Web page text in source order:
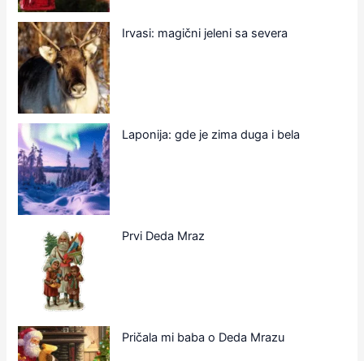
Irvasi: magični jeleni sa severa
Laponija: gde je zima duga i bela
Prvi Deda Mraz
Pričala mi baba o Deda Mrazu